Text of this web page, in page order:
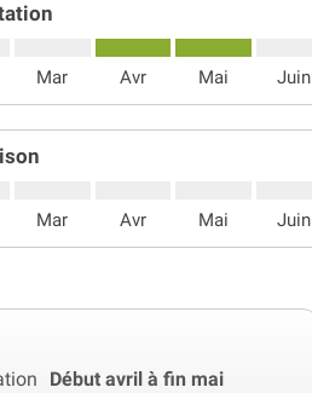
Mar Avr Mai Juin
Mar Avr Mai Juin
Début avril à fin mai